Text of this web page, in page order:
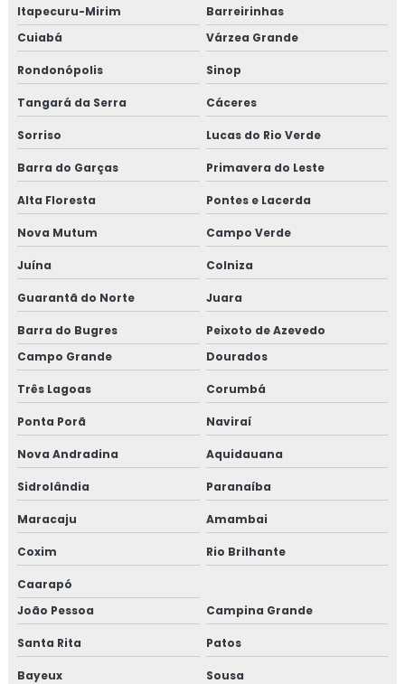
Itapecuru-Mirim
Barreirinhas
Cuiabá
Várzea Grande
Rondonópolis Sinop
Tangará da Serra Cáceres
Sorriso Lucas do Rio Verde
Barra do Garças Primavera do Leste
Alta Floresta Pontes e Lacerda
Nova Mutum Campo Verde
Juína Colniza
Guarantã do Norte Juara
Barra do Bugres
Peixoto de Azevedo
Campo Grande
Dourados
Três Lagoas Corumbá
Ponta Porã Naviraí
Nova Andradina Aquidauana
Sidrolândia Paranaíba
Maracaju Amambai
Coxim Rio Brilhante
Caarapó
João Pessoa
Campina Grande
Santa Rita Patos
Bayeux Sousa